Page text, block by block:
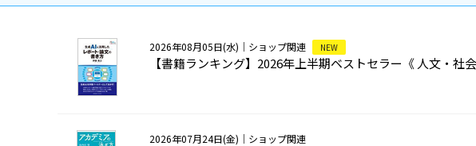
2026年08月05日(水) ｜ショップ関連 NEW
【書籍ランキング】2026年上半期ベストセラー《 人文・社
2026年07月24日(金) ｜ショップ関連